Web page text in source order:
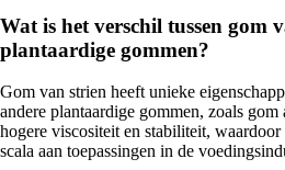
Wat is het verschil tussen gom
plantaardige gommen?
Gom van strien heeft unieke
andere plantaardige gommen, zoals
hogere viscositeit en stabiliteit,
scala aan toepassingen in de